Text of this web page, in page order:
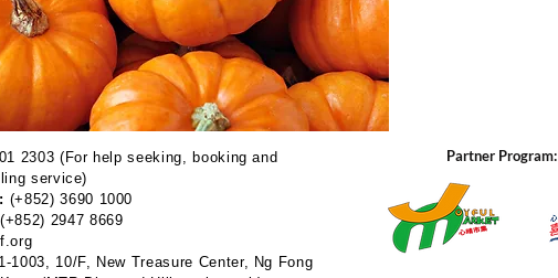
2303 (For help seeking, booking and
service)
(+852) 3690 1000
(+852) 2947 8669
1003, 10/F, New Treasure Center, Ng Fong
Partner Program: